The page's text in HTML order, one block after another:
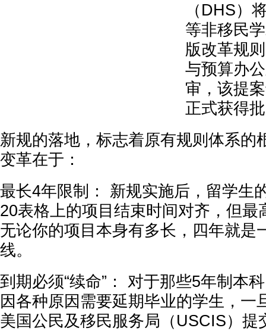
（DHS）
等非移民
版改革规
与预算办
审，该提
正式获得
新规的落地，标志着原有规则体系的
变革在于：
最长4年限制： 新规实施后，留学生
20表格上的项目结束时间对齐，但最
无论你的项目本身有多长，四年就是
线。
到期必须“续命”： 对于那些5年制本
因各种原因需要延期毕业的学生，一
美国公民及移民服务局（USCIS）提